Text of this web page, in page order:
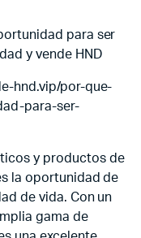
para ser
y vende HND
hnd.vip/por-que-
para-ser-
y productos de
la oportunidad de
de vida. Con un
gama de